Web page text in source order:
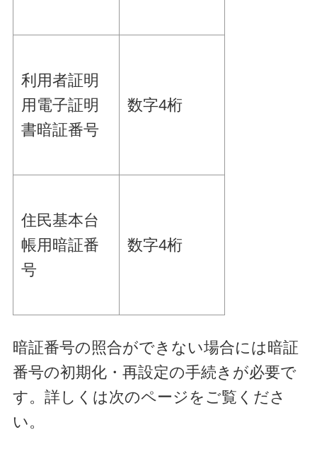
利用者証明
用電子証明
書暗証番号
数字4桁
住民基本台
帳用暗証番
号
数字4桁
暗証番号の照合ができない場合には暗証
番号の初期化・再設定の手続きが必要で
す。詳しくは次のページをご覧くださ
い。